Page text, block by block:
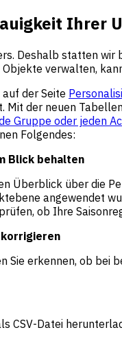
Ihrer
Deshalb statten
Objekte verwalten,
der Seite
Mit der neuen
Gruppe oder jeden
Folgendes:
Blick behalten
Überblick über die
angewendet
ob Ihre
korrigieren
Sie erkennen, ob bei
CSV-Datei